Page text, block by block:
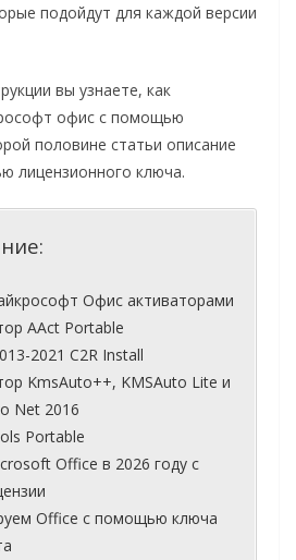
подойдут для каждой версии
вы узнаете, как
офис с помощью
половине статьи описание
лицензионного ключа.
Офис активаторами
AAct Portable
2021 C2R Install
KmsAuto++, KMSAuto Lite и
Net 2016
Portable
Office в 2026 году с
Office с помощью ключа